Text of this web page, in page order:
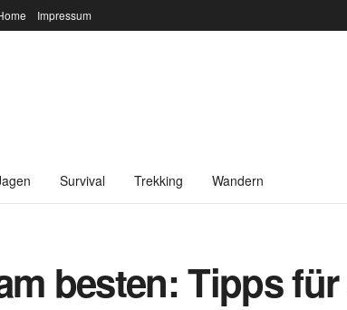
Impressum
Survival Trekking Wandern
besten: Tipps